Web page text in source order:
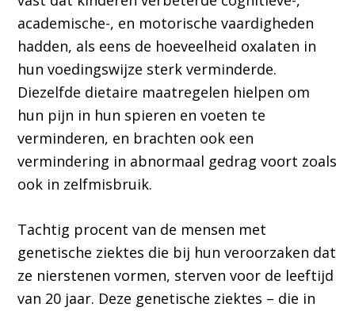
academische-, en motorische vaardigheden
hadden, als eens de hoeveelheid oxalaten in
hun voedingswijze sterk verminderde.
Diezelfde dietaire maatregelen hielpen om
hun pijn in hun spieren en voeten te
verminderen, en brachten ook een
vermindering in abnormaal gedrag voort zoals
ook in zelfmisbruik.
Tachtig procent van de mensen met
genetische ziektes die bij hun veroorzaken dat
ze nierstenen vormen, sterven voor de leeftijd
van 20 jaar. Deze genetische ziektes – die in